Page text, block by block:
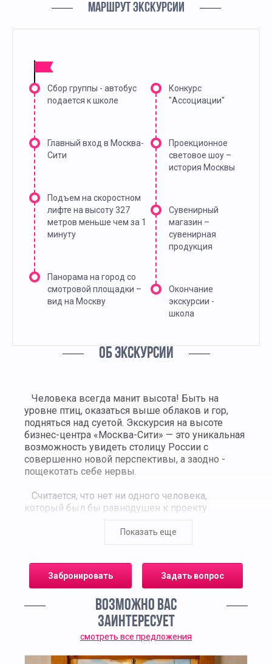
МАРШРУТ ЭКСКУРСИИ
Сбор группы - автобус
подается к школе
Главный вход в Москва-
Сити
Подъем на скоростном
лифте на высоту 327
метров меньше чем за 1
минуту
Панорама на город со
смотровой площадки –
вид на Москву
Конкурс
"Ассоциации"
Проекционное
световое шоу –
история Москвы
Сувенирный
магазин –
сувенирная
продукция
Окончание
экскурсии -
школа
ОБ ЭКСКУРСИИ
Человека всегда манит высота! Быть на
уровне птиц, оказаться выше облаков и гор,
подняться над суетой. Экскурсия на высоте
бизнес-центра «Москва-Сити» — это уникальная
возможность увидеть столицу России с
совершенно новой перспективы, а заодно -
пощекотать себе нервы.
Считается, что нет ни одного человека,
который был бы равнодушен к проекту
30 лет назад и продолжается до сих пор.
хай-тек. Именно здесь вас ожидают
потрясающие виды. Вся столица будет у ваших
Экскурсия по этому уникальному
пространству открывает взору не только
современные офисы и бизнес-центры, но и
живописные набережные, парки с зелеными
Показать еще
Забронировать Задать вопрос
ВОЗМОЖНО ВАС
ЗАИНТЕРЕСУЕТ
смотреть все предложения